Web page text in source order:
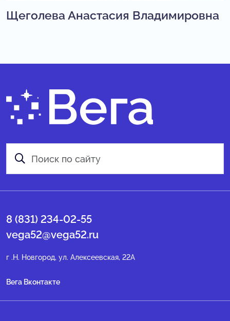
Щеголева Анастасия Владимировна
8 (831) 234-02-55
vega52@vega52.ru
г .Н. Новгород, ул. Алексеевская, 22А
Вега Вконтакте